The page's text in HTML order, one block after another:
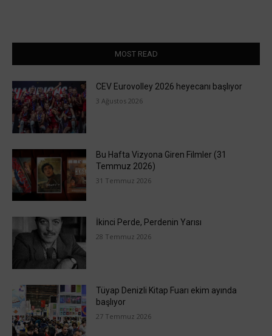
MOST READ
CEV Eurovolley 2026 heyecanı başlıyor
3 Ağustos 2026
Bu Hafta Vizyona Giren Filmler (31
Temmuz 2026)
31 Temmuz 2026
İkinci Perde, Perdenin Yarısı
28 Temmuz 2026
Tüyap Denizli Kitap Fuarı ekim ayında
başlıyor
27 Temmuz 2026